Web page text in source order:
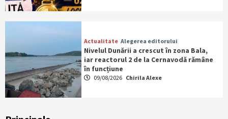
Actualitate Alegerea editorului
Nivelul Dunării a crescut în zona Bala,
iar reactorul 2 de la Cernavodă rămâne
în funcțiune
09/08/2026 Chirila Alexe